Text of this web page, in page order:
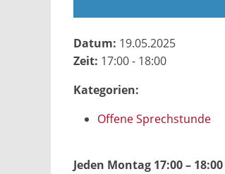
Datum: 19.05.2025
Zeit: 17:00 - 18:00
Kategorien:
Offene Sprechstunde
Jeden Montag 17:00 – 18:00